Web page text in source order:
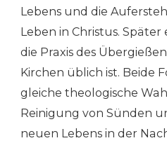
Lebens und die
Leben in Christus.
die Praxis des
Kirchen üblich ist. Beide
gleiche theologische
Reinigung von Sünden
neuen Lebens in der